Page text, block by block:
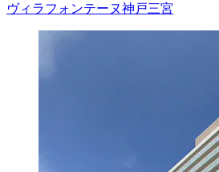
ヴィラフォンテーヌ神戸三宮